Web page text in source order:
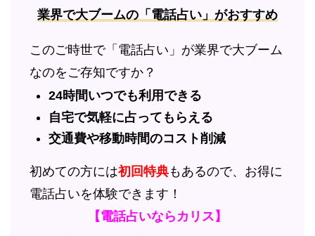
業界で大ブームの「電話占い」がおすすめ
このご時世で「電話占い」が業界で大ブーム
なのをご存知ですか？
24時間いつでも利用できる
自宅で気軽に占ってもらえる
交通費や移動時間のコスト削減
初めての方には初回特典もあるので、お得に
電話占いを体験できます！
【電話占いならカリス】